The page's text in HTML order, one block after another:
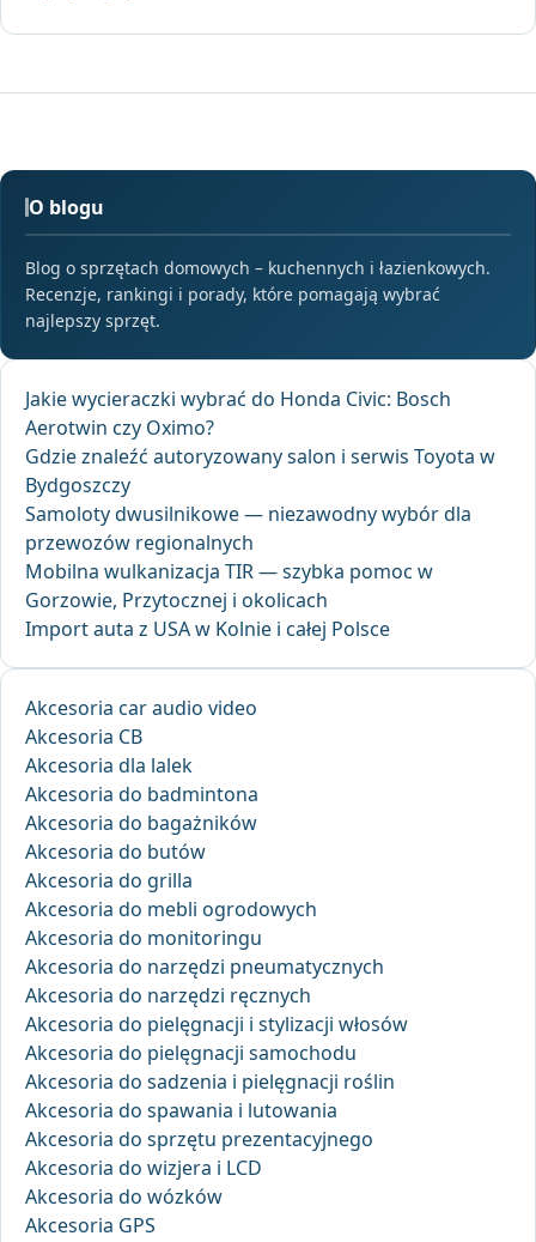
O blogu
Blog o sprzętach domowych – kuchennych i łazienkowych.
Recenzje, rankingi i porady, które pomagają wybrać
najlepszy sprzęt.
Jakie wycieraczki wybrać do Honda Civic: Bosch
Aerotwin czy Oximo?
Gdzie znaleźć autoryzowany salon i serwis Toyota w
Bydgoszczy
Samoloty dwusilnikowe — niezawodny wybór dla
przewozów regionalnych
Mobilna wulkanizacja TIR — szybka pomoc w
Gorzowie, Przytocznej i okolicach
Import auta z USA w Kolnie i całej Polsce
Akcesoria car audio video
Akcesoria CB
Akcesoria dla lalek
Akcesoria do badmintona
Akcesoria do bagażników
Akcesoria do butów
Akcesoria do grilla
Akcesoria do mebli ogrodowych
Akcesoria do monitoringu
Akcesoria do narzędzi pneumatycznych
Akcesoria do narzędzi ręcznych
Akcesoria do pielęgnacji i stylizacji włosów
Akcesoria do pielęgnacji samochodu
Akcesoria do sadzenia i pielęgnacji roślin
Akcesoria do spawania i lutowania
Akcesoria do sprzętu prezentacyjnego
Akcesoria do wizjera i LCD
Akcesoria do wózków
Akcesoria GPS